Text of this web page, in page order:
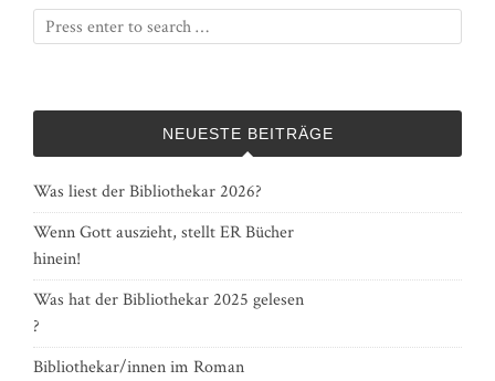
NEUESTE BEITRÄGE
Was liest der Bibliothekar 2026?
Wenn Gott auszieht, stellt ER Bücher
hinein!
Was hat der Bibliothekar 2025 gelesen
?
Bibliothekar/innen im Roman